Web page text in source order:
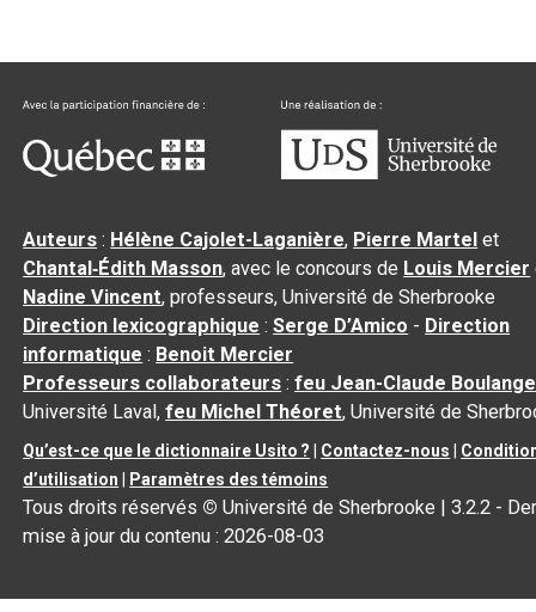
Auteurs : Hélène Cajolet-Laganière, Pierre Martel et
Chantal‑Édith Masson, avec le concours de Louis Mercier
Nadine Vincent, professeurs, Université de Sherbrooke
Direction lexicographique :Serge D’Amico - Direction
informatique : Benoit Mercier
Professeurs collaborateurs :feu Jean-Claude
Université Laval,feu Michel Théoret, Université de
Qu’est-ce que le dictionnaire Usito ? Contactez-nous
d’utilisation
Paramètres des témoins
Tous droits réservés © Université de Sherbrooke |3.2.2 -
mise à jour du contenu :2026-08-03